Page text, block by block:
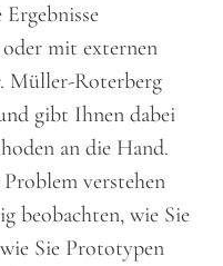
mit externen
Müller-Roterberg
gibt Ihnen dabei
an die Hand.
verstehen
beobachten, wie Sie
Sie Prototypen